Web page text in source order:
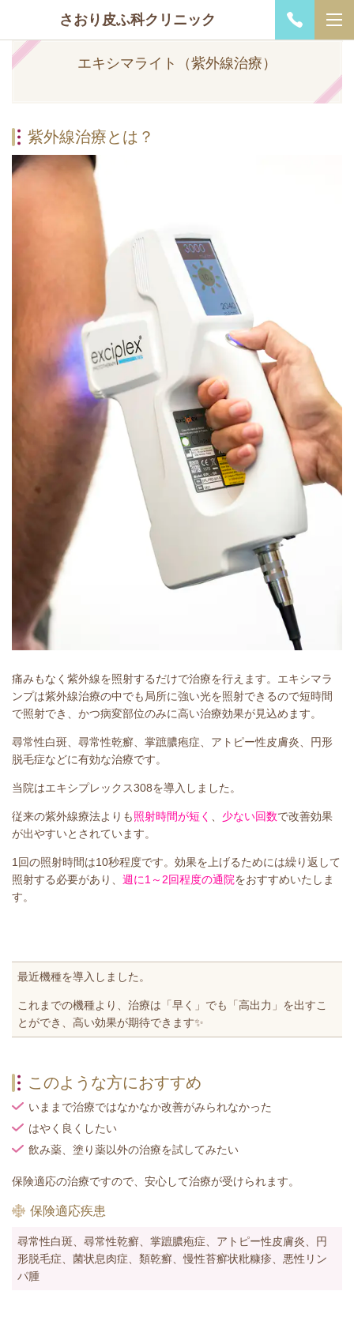
さおり皮ふ科クリニック
エキシマライト（紫外線治療）
紫外線治療とは？
痛みもなく紫外線を照射するだけで治療を行えます。エキシマラ
ンプは紫外線治療の中でも局所に強い光を照射できるので短時間
で照射でき、かつ病変部位のみに高い治療効果が見込めます。
尋常性白斑、尋常性乾癬、掌蹠膿疱症、アトピー性皮膚炎、円形
脱毛症などに有効な治療です。
当院はエキシプレックス308を導入しました。
従来の紫外線療法よりも照射時間が短く 少ない回数で改善効果
が出やすいとされています。
1回の照射時間は10秒程度です。効果を上げるためには繰り返して
照射する必要があり、 週に1～2回程度の通院をおすすめいたしま
す。
最近機種を導入しました。
これまでの機種より、治療は「早く」でも「高出力」を出すこ
とができ、高い効果が期待できます✨
このような方におすすめ
いままで治療ではなかなか改善がみられなかった
はやく良くしたい
飲み薬、塗り薬以外の治療を試してみたい
保険適応の治療ですので、安心して治療が受けられます。
保険適応疾患
尋常性白斑、尋常性乾癬、掌蹠膿疱症、アトピー性皮膚炎、円
形脱毛症、菌状息肉症、類乾癬、慢性苔癬状粃糠疹、悪性リン
パ腫